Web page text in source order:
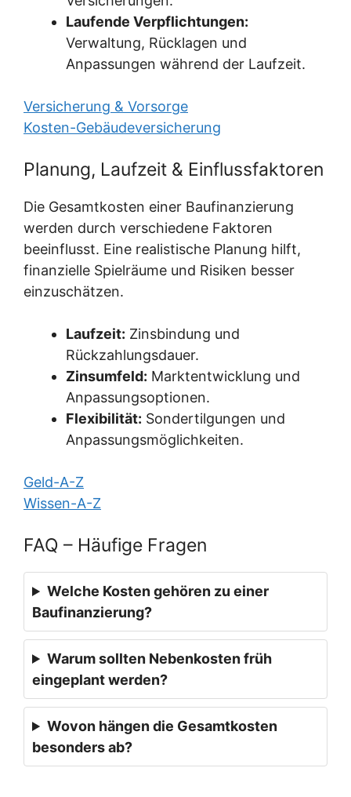
Laufende Verpflichtungen:
Verwaltung, Rücklagen und
Anpassungen während der Laufzeit.
Versicherung & Vorsorge
Kosten-Gebäudeversicherung
Planung, Laufzeit & Einflussfaktoren
Die Gesamtkosten einer Baufinanzierung
werden durch verschiedene Faktoren
beeinflusst. Eine realistische Planung hilft,
finanzielle Spielräume und Risiken besser
einzuschätzen.
Laufzeit: Zinsbindung und
Rückzahlungsdauer.
Zinsumfeld: Marktentwicklung und
Anpassungsoptionen.
Flexibilität: Sondertilgungen und
Anpassungsmöglichkeiten.
Geld-A-Z
Wissen-A-Z
FAQ – Häufige Fragen
Welche Kosten gehören zu einer
Baufinanzierung?
Warum sollten Nebenkosten früh
eingeplant werden?
Wovon hängen die Gesamtkosten
besonders ab?